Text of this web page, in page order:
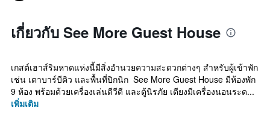
เกี่ยวกับ See More Guest House
เกสต์เฮาส์ริมหาดแห่งนี้มีสิ่งอำนวยความสะดวกต่างๆ สำหรับผู้เข้าพัก
เช่น เตาบาร์บีคิว และพื้นที่ปิกนิก See More Guest House มีห้องพัก
9 ห้อง พร้อมด้วยเครื่องเล่นดีวีดี และตู้นิรภัย เตียงมีเครื่องนอนระด...
เพิ่มเติม